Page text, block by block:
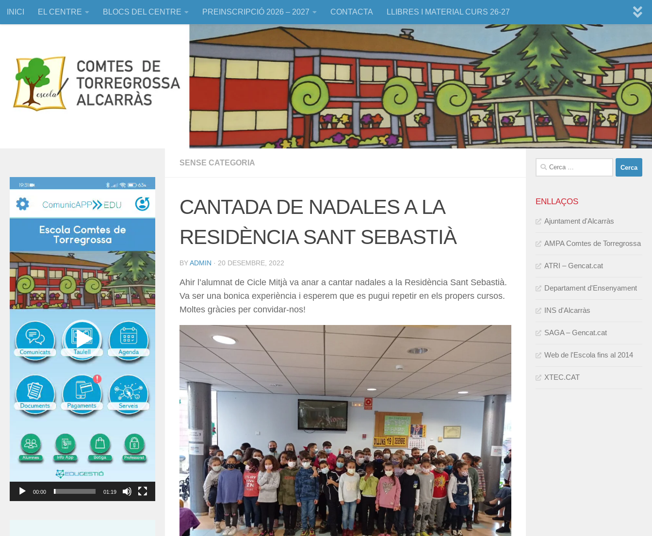
Skip to content
INICI EL CENTRE BLOCS DEL CENTRE PREINSCRIPCIÓ 2026 – 2027 CONTACTA LLIBRES I MATERIAL CURS 26-27
SENSE CATEGORIA
CANTADA DE NADALES A LA
RESIDÈNCIA SANT SEBASTIÀ
BYADMIN · 20 DESEMBRE, 2022
Ahir l’alumnat de Cicle Mitjà va anar a cantar nadales a la Residència Sant Sebastià.
Va ser una bonica experiència i esperem que es pugui repetir en els propers cursos.
Moltes gràcies per convidar-nos!
Reproductor
vídeo
00:00 01:19
Cerca:
ENLLAÇOS
Ajuntament d'Alcarràs
AMPA Comtes de Torregrossa
ATRI – Gencat.cat
Departament d'Ensenyament
INS d'Alcarràs
SAGA – Gencat.cat
Web de l'Escola fins al 2014
XTEC.CAT